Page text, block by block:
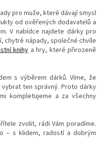
pro muže, které dávají smysl
od ověřených dodavatelů a
V nabídce najdete dárky pro
chytré nápady, společné chvíle
knihy a hry, které přirozeně
s výběrem dárků. Víme, že
ten správný. Proto dárky
kompletujeme a za všechny
zvolit, rádi Vám poradíme.
– s klidem, radostí a dobrým